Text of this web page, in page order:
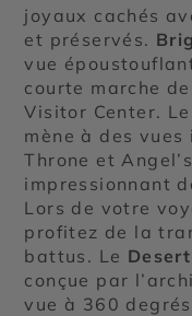
joyaux cachés
et préservés.
vue
courte marche
Visitor Center.
mène à des vues
Throne et
impressionnant
Lors de votre
profitez de la
battus. Le
conçue par
vue à 360